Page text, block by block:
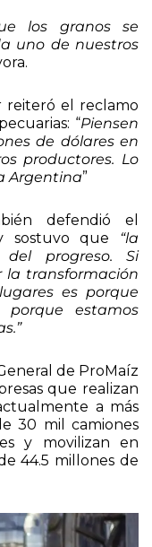
los granos se
uno de nuestros
reiteró el reclamo
“Piensen
de dólares en
productores. Lo
defendió el
sostuvo que
“la
progreso. Si
la transformación
es porque
estamos
de ProMaíz
que realizan
a más
30 mil camiones
y movilizan en
44.5 millones de